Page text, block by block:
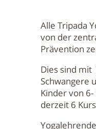
Alle Tripada
von der
Prävention
Dies sind
Schwangere
Kinder von
derzeit 6